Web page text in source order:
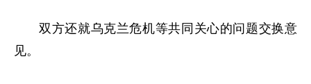
双方还就乌克兰危机等共同关心的问题交换意
见。